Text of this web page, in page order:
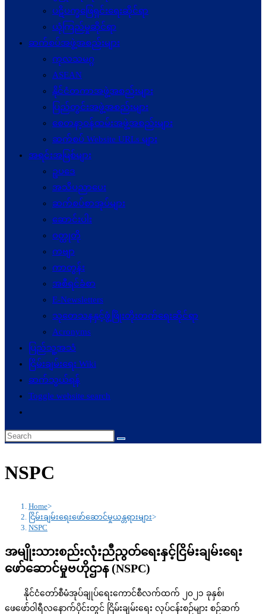
ပဋိပက္ခ‌ဖြေရှင်းရေးဆိုင်ရာ
ယုံကြည်မှုဆိုင်ရာ
ဆက်စပ်အဖွဲ့အစည်းများ
ကုလသမဂ္ဂ
ASEAN
နိုင်ငံတကာအဖွဲ့အစည်းများ
ပြည်တွင်းအဖွဲ့အစည်းများ
စေတနာ့ဝန်ထမ်းအဖွဲ့အစည်းများ
ဆက်စပ် Website URLs များ
အရင်းအမြစ်များ
ဥပဒေ
အသိပညာပေး
ဆက်စပ်စာအုပ်များ
ဆောင်းပါး
ဝတ္ထုတို
ကဗျာ
ကာတွန်း
အစီရင်ခံစာ
E-Newsletters
သုတေသနနှင့်ဖွံ့ဖြိုးတိုးတက်ရေးဆိုင်ရာ
Acronyms
ပြည်သူ့အသံ
ငြိမ်းချမ်းရေး Wiki
ဆက်သွယ်ရန်
Toggle website search
NSPC
Home>
ငြိမ်းချမ်းရေးဖော်‌ဆောင်မှုယန္တရားများ>
NSPC
အမျိုးသားစည်းလုံးညီညွတ်ရေးနှင့်ငြိမ်းချမ်းရေး
ဖော်ဆောင်မှုဗဟိုဌာန (NSPC)
နိုင်ငံတော်စီမံအုပ်ချုပ်ရေးကောင်စီလက်ထက် ၂၀၂၁ ခုနှစ်၊
ဖေဖော်ဝါရီလနောက်ပိုင်းတွင် ငြိမ်းချမ်းရေး လုပ်ငန်းစဉ်များ စဉ်ဆက်